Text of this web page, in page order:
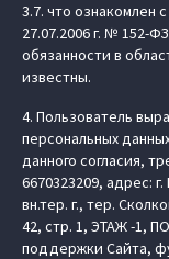
3.7. что ознакомлен
27.07.2006 г. № 152-
обязанности в
известны.
4. Пользователь
персональных
данного согласия,
6670323209, адрес:
вн.тер. г., тер.
42, стр. 1, ЭТАЖ -1,
поддержки Сайта,